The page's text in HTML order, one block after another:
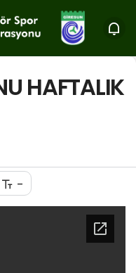
HAFTALIK
-